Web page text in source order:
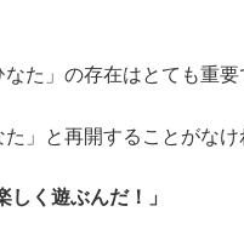
た」の存在はとても重要
」と再開することがなけ
く遊ぶんだ！」